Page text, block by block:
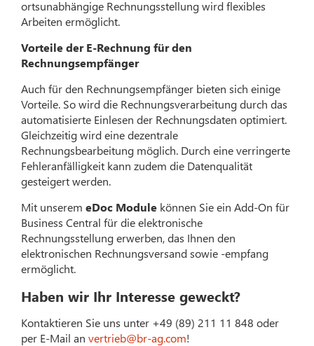
ortsunabhängige Rechnungsstellung wird flexibles
Arbeiten ermöglicht.
Vorteile der E-Rechnung für den
Rechnungsempfänger
Auch für den Rechnungsempfänger bieten sich einige
Vorteile. So wird die Rechnungsverarbeitung durch das
automatisierte Einlesen der Rechnungsdaten optimiert.
Gleichzeitig wird eine dezentrale
Rechnungsbearbeitung möglich. Durch eine verringerte
Fehleranfälligkeit kann zudem die Datenqualität
gesteigert werden.
Mit unseremeDoc Module können Sie ein Add-On für
Business Central für die elektronische
Rechnungsstellung erwerben, das Ihnen den
elektronischen Rechnungsversand sowie -empfang
ermöglicht.
Haben wir Ihr Interesse geweckt?
Kontaktieren Sie uns unter +49 (89) 211 11 848 oder
per E-Mail anvertrieb@br-ag.com!